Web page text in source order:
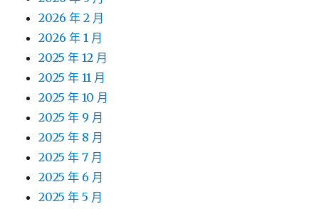
2026 年 2 月
2026 年 1 月
2025 年 12 月
2025 年 11 月
2025 年 10 月
2025 年 9 月
2025 年 8 月
2025 年 7 月
2025 年 6 月
2025 年 5 月